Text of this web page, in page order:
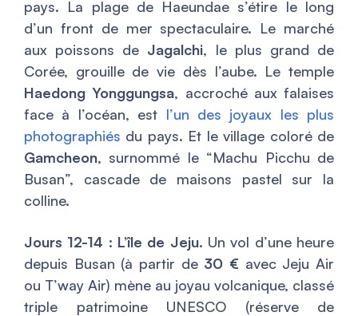
pays. La plage de Haeundae s’étire le long
d’un front de mer spectaculaire. Le marché
aux poissons de Jagalchi, le plus grand de
Corée, grouille de vie dès l’aube. Le temple
Haedong Yonggungsa, accroché aux falaises
face à l’océan, est l’un des joyaux les plus
photographiés du pays. Et le village coloré de
Gamcheon, surnommé le “Machu Picchu de
Busan”, cascade de maisons pastel sur la
colline.
Jours 12-14 : L’île de Jeju. Un vol d’une heure
depuis Busan (à partir de 30 € avec Jeju Air
ou T’way Air) mène au joyau volcanique, classé
triple patrimoine UNESCO (réserve de